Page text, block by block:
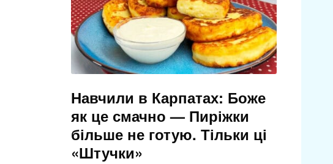
Навчили в Карпатах: Боже
як це смачно — Пиріжки
більше не готую. Тільки ці
«Штучки»